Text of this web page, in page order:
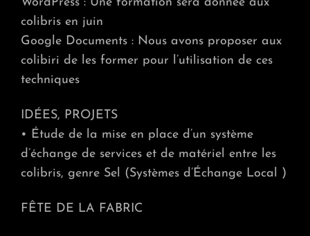
colibris en juin
Google Documents : Nous avons proposer aux
colibiri de les former pour l’utilisation de ces
techniques
IDÉES, PROJETS
• Étude de la mise en place d’un système
d’échange de services et de matériel entre les
colibris, genre Sel (Systèmes d’Échange Local )
FÊTE DE LA FABRIC